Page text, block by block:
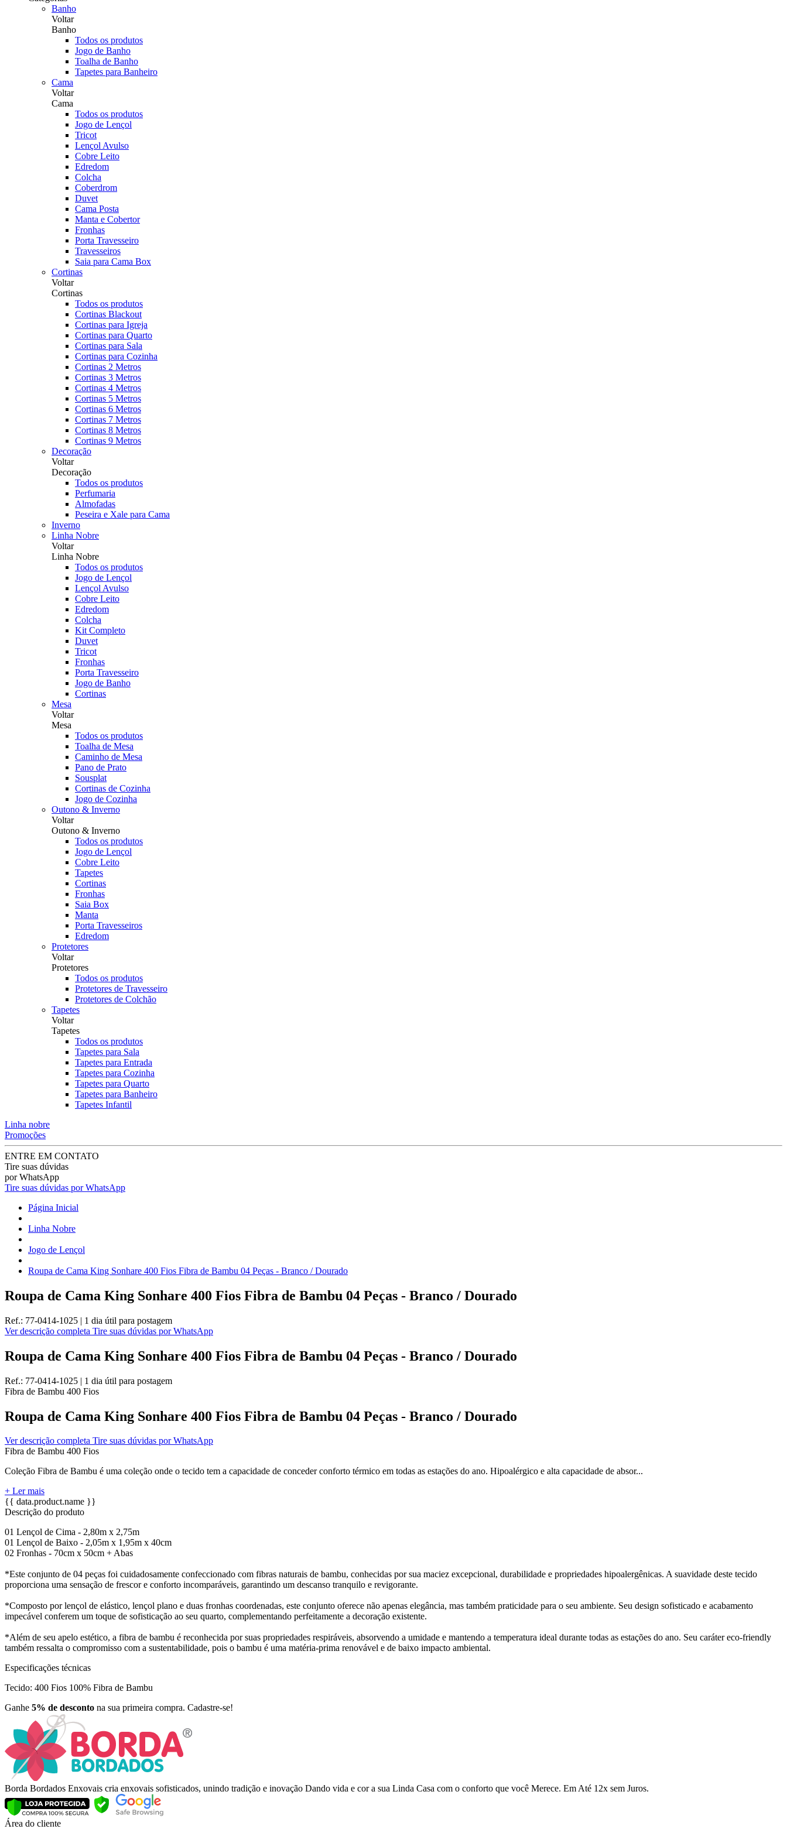
Banho
Voltar
Banho
Todos os produtos
Jogo de Banho
Toalha de Banho
Tapetes para Banheiro
Cama
Voltar
Cama
Todos os produtos
Jogo de Lençol
Tricot
Lençol Avulso
Cobre Leito
Edredom
Colcha
Coberdrom
Duvet
Cama Posta
Manta e Cobertor
Fronhas
Porta Travesseiro
Travesseiros
Saia para Cama Box
Cortinas
Voltar
Cortinas
Todos os produtos
Cortinas Blackout
Cortinas para Igreja
Cortinas para Quarto
Cortinas para Sala
Cortinas para Cozinha
Cortinas 2 Metros
Cortinas 3 Metros
Cortinas 4 Metros
Cortinas 5 Metros
Cortinas 6 Metros
Cortinas 7 Metros
Cortinas 8 Metros
Cortinas 9 Metros
Decoração
Voltar
Decoração
Todos os produtos
Perfumaria
Almofadas
Peseira e Xale para Cama
Inverno
Linha Nobre
Voltar
Linha Nobre
Todos os produtos
Jogo de Lençol
Lençol Avulso
Cobre Leito
Edredom
Colcha
Kit Completo
Duvet
Tricot
Fronhas
Porta Travesseiro
Jogo de Banho
Cortinas
Mesa
Voltar
Mesa
Todos os produtos
Toalha de Mesa
Caminho de Mesa
Pano de Prato
Sousplat
Cortinas de Cozinha
Jogo de Cozinha
Outono & Inverno
Voltar
Outono & Inverno
Todos os produtos
Jogo de Lençol
Cobre Leito
Tapetes
Cortinas
Fronhas
Saia Box
Manta
Porta Travesseiros
Edredom
Protetores
Voltar
Protetores
Todos os produtos
Protetores de Travesseiro
Protetores de Colchão
Tapetes
Voltar
Tapetes
Todos os produtos
Tapetes para Sala
Tapetes para Entrada
Tapetes para Cozinha
Tapetes para Quarto
Tapetes para Banheiro
Tapetes Infantil
Linha nobre
Promoções
ENTRE EM CONTATO
Tire suas dúvidas
por WhatsApp
Tire suas dúvidas por WhatsApp
Página Inicial
Linha Nobre
Jogo de Lençol
Roupa de Cama King Sonhare 400 Fios Fibra de Bambu 04 Peças - Branco / Dourado
Roupa de Cama King Sonhare 400 Fios Fibra de Bambu 04 Peças - Branco / Dourado
Ref.: 77-0414-1025 | 1 dia útil para postagem
Ver descrição completa Tire suas dúvidas por WhatsApp
Roupa de Cama King Sonhare 400 Fios Fibra de Bambu 04 Peças - Branco / Dourado
Ref.: 77-0414-1025 | 1 dia útil para postagem
Fibra de Bambu 400 Fios
Roupa de Cama King Sonhare 400 Fios Fibra de Bambu 04 Peças - Branco / Dourado
Ver descrição completa Tire suas dúvidas por WhatsApp
Fibra de Bambu 400 Fios
Coleção Fibra de Bambu é uma coleção onde o tecido tem a capacidade de conceder conforto térmico em todas as estações do ano. Hipoalérgico e alta capacidade de absor...
+ Ler mais
{{ data.product.name }}
Descrição do produto
01 Lençol de Cima - 2,80m x 2,75m
01 Lençol de Baixo - 2,05m x 1,95m x 40cm
02 Fronhas - 70cm x 50cm + Abas
*Este conjunto de 04 peças foi cuidadosamente confeccionado com fibras naturais de bambu, conhecidas por sua maciez excepcional, durabilidade e propriedades hipoalergênicas. A suavidade deste tecido
proporciona uma sensação de frescor e conforto incomparáveis, garantindo um descanso tranquilo e revigorante.
*Composto por lençol de elástico, lençol plano e duas fronhas coordenadas, este conjunto oferece não apenas elegância, mas também praticidade para o seu ambiente. Seu design sofisticado e acabamento
impecável conferem um toque de sofisticação ao seu quarto, complementando perfeitamente a decoração existente.
*Além de seu apelo estético, a fibra de bambu é reconhecida por suas propriedades respiráveis, absorvendo a umidade e mantendo a temperatura ideal durante todas as estações do ano. Seu caráter eco-friendly
também ressalta o compromisso com a sustentabilidade, pois o bambu é uma matéria-prima renovável e de baixo impacto ambiental.
Especificações técnicas
Tecido: 400 Fios 100% Fibra de Bambu
Ganhe 5% de desconto na sua primeira compra. Cadastre-se!
Borda Bordados Enxovais cria enxovais sofisticados, unindo tradição e inovação Dando vida e cor a sua Linda Casa com o conforto que você Merece. Em Até 12x sem Juros.
Área do cliente